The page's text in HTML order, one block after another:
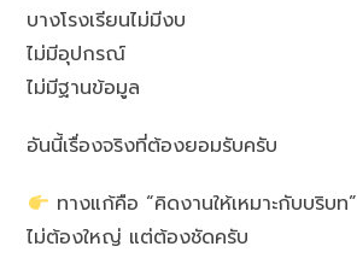
บางโรงเรียนไม่มีงบ
ไม่มีอุปกรณ์
ไม่มีฐานข้อมูล
อันนี้เรื่องจริงที่ต้องยอมรับครับ
ทางแก้คือ “คิดงานให้เหมาะกับบริบท”
ไม่ต้องใหญ่ แต่ต้องชัดครับ